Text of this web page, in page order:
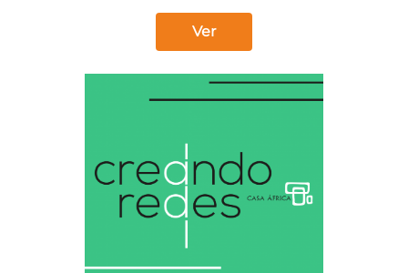
Ver